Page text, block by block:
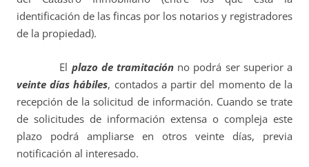
identificación de las fincas por los notarios y registradores
de la propiedad).
El plazo de tramitación no podrá ser superior a
veinte días hábiles, contados a partir del momento de la
recepción de la solicitud de información. Cuando se trate
de solicitudes de información extensa o compleja este
plazo podrá ampliarse en otros veinte días, previa
notificación al interesado.